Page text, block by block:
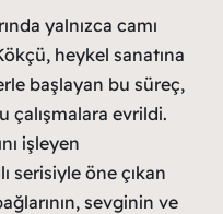
yalnızca camı
heykel sanatına
başlayan bu süreç,
çalışmalara evrildi.
işleyen
serisiyle öne çıkan
sevginin ve